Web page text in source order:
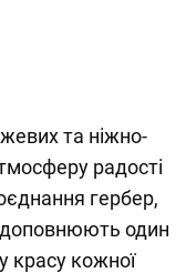
та ніжно-
радості
гербер,
доповнюють один
красу кожної